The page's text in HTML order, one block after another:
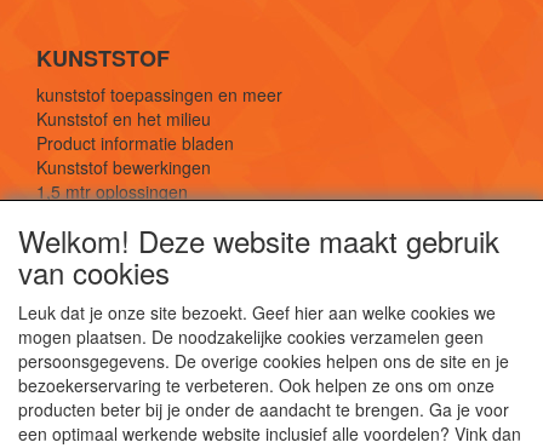
KUNSTSTOF
kunststof toepassingen en meer
Kunststof en het milieu
Product informatie bladen
Kunststof bewerkingen
1,5 mtr oplossingen
SOCIALE MEDIA
Welkom! Deze website maakt gebruik
van cookies
Leuk dat je onze site bezoekt. Geef hier aan welke cookies we
mogen plaatsen. De noodzakelijke cookies verzamelen geen
persoonsgegevens. De overige cookies helpen ons de site en je
bezoekerservaring te verbeteren. Ook helpen ze ons om onze
producten beter bij je onder de aandacht te brengen. Ga je voor
een optimaal werkende website inclusief alle voordelen? Vink dan